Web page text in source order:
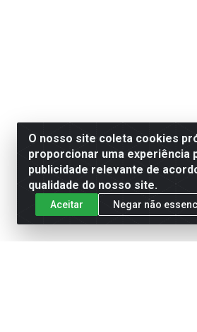
O nosso site coleta cookies
proporcionar uma experiência
publicidade relevante de
qualidade do nosso site.
Aceitar Negar não